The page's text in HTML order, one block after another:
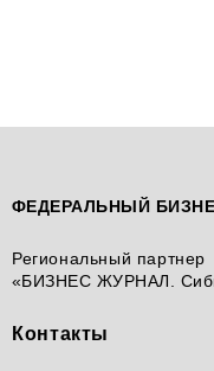
ФЕДЕРАЛЬНЫЙ
Региональный партнер
«БИЗНЕС ЖУРНАЛ.
Контакты